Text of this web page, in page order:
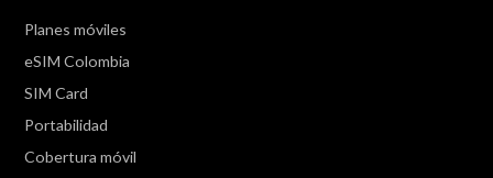
Planes móviles
eSIM Colombia
SIM Card
Portabilidad
Cobertura móvil